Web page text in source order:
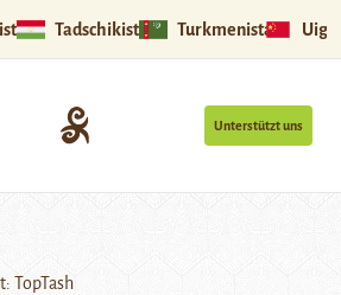
Tadschikistan Turkmenistan
Unterstützt uns
TopTash